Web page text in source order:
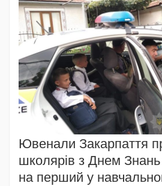
Ювенали Закарпаття
школярів з Днем Знань
на перший у